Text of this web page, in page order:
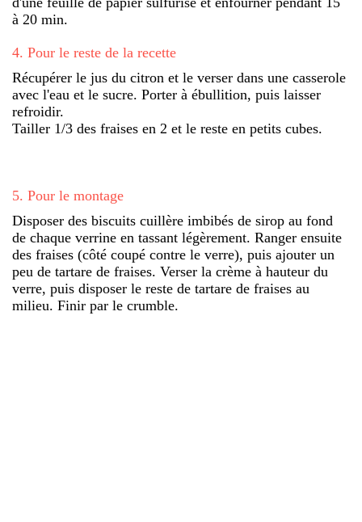
à 20 min.
4. Pour le reste de la recette
Récupérer le jus du citron et le verser dans une casserole
avec l'eau et le sucre. Porter à ébullition, puis laisser
refroidir.
Tailler 1/3 des fraises en 2 et le reste en petits cubes.
5. Pour le montage
Disposer des biscuits cuillère imbibés de sirop au fond
de chaque verrine en tassant légèrement. Ranger ensuite
des fraises (côté coupé contre le verre), puis ajouter un
peu de tartare de fraises. Verser la crème à hauteur du
verre, puis disposer le reste de tartare de fraises au
milieu. Finir par le crumble.